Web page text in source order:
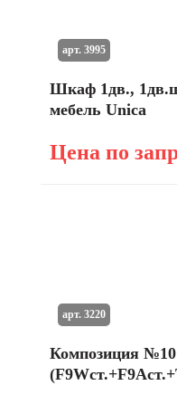
Шкаф 1дв.,
мебель Unica
Цена по
арт. 3995
Композиция №10
арт. 3220